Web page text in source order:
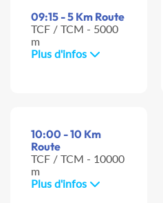
09:15 - 5 Km Route
TCF / TCM - 5000
m
Plus d'infos
10:00 - 10 Km
Route
TCF / TCM - 10000
m
Plus d'infos